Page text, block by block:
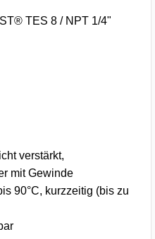
TES 8 / NPT 1/4"
verstärkt,
mit Gewinde
90°C, kurzzeitig (bis zu